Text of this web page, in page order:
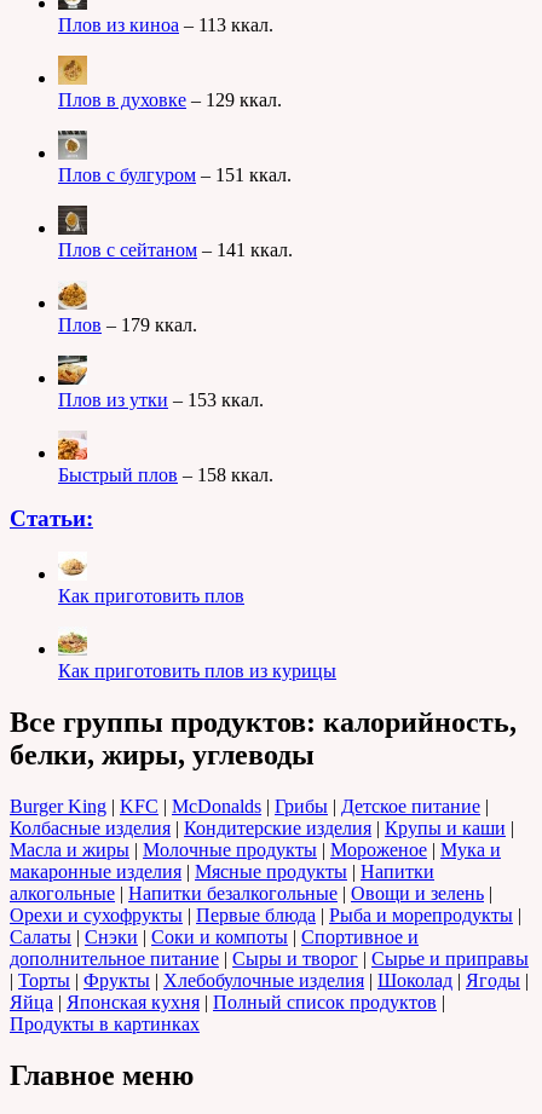
Плов из киноа – 113 ккал.
Плов в духовке – 129 ккал.
Плов с булгуром – 151 ккал.
Плов с сейтаном – 141 ккал.
Плов – 179 ккал.
Плов из утки – 153 ккал.
Быстрый плов – 158 ккал.
Статьи:
Как приготовить плов
Как приготовить плов из курицы
Все группы продуктов: калорийность,
белки, жиры, углеводы
Burger King | KFC | McDonalds | Грибы | Детское питание |
Колбасные изделия | Кондитерские изделия | Крупы и каши |
Масла и жиры | Молочные продукты | Мороженое | Мука и
макаронные изделия | Мясные продукты | Напитки
алкогольные | Напитки безалкогольные | Овощи и зелень |
Орехи и сухофрукты | Первые блюда | Рыба и морепродукты |
Салаты | Снэки | Соки и компоты | Спортивное и
дополнительное питание | Сыры и творог | Сырье и приправы
| Торты | Фрукты | Хлебобулочные изделия | Шоколад | Ягоды |
Яйца | Японская кухня | Полный список продуктов |
Продукты в картинках
Главное меню